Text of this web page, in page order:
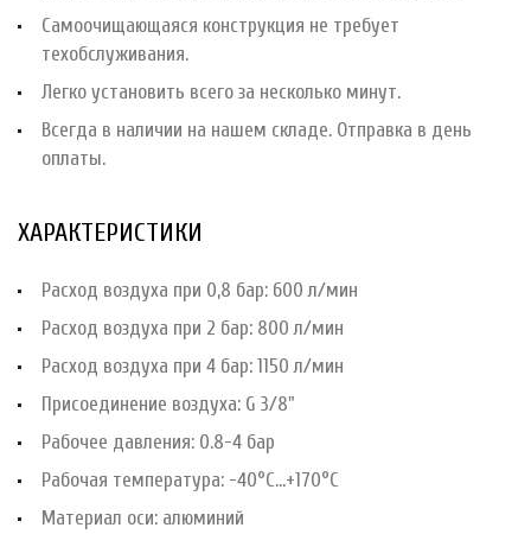
Самоочищающаяся конструкция не требует
техобслуживания.
Легко установить всего за несколько минут.
Всегда в наличии на нашем складе. Отправка в день
оплаты.
ХАРАКТЕРИСТИКИ
Расход воздуха при 0,8 бар: 600 л/мин
Расход воздуха при 2 бар: 800 л/мин
Расход воздуха при 4 бар: 1150 л/мин
Присоединение воздуха: G 3/8"
Рабочее давления: 0.8-4 бар
Рабочая температура: -40°С...+170°С
Материал оси: алюминий